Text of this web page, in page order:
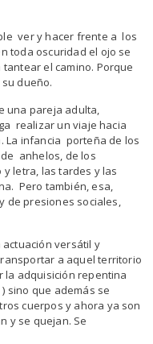
ver y hacer frente a los
toda oscuridad el ojo se
el camino. Porque
dueño.
una pareja adulta,
realizar un viaje hacia
La infancia porteña de los
de anhelos, de los
letra, las tardes y las
Pero también, esa,
de presiones sociales,
actuación versátil y
a aquel territorio
la adquisición repentina
sino que además se
cuerpos y ahora ya son
y se quejan. Se